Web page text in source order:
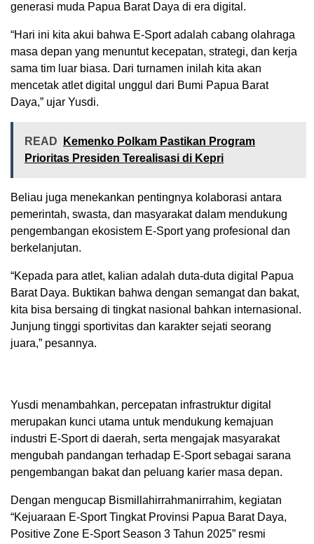
generasi muda Papua Barat Daya di era digital.
“Hari ini kita akui bahwa E-Sport adalah cabang olahraga
masa depan yang menuntut kecepatan, strategi, dan kerja
sama tim luar biasa. Dari turnamen inilah kita akan
mencetak atlet digital unggul dari Bumi Papua Barat
Daya,” ujar Yusdi.
READ
Kemenko Polkam Pastikan Program
Prioritas Presiden Terealisasi di Kepri
Beliau juga menekankan pentingnya kolaborasi antara
pemerintah, swasta, dan masyarakat dalam mendukung
pengembangan ekosistem E-Sport yang profesional dan
berkelanjutan.
“Kepada para atlet, kalian adalah duta-duta digital Papua
Barat Daya. Buktikan bahwa dengan semangat dan bakat,
kita bisa bersaing di tingkat nasional bahkan internasional.
Junjung tinggi sportivitas dan karakter sejati seorang
juara,” pesannya.
Yusdi menambahkan, percepatan infrastruktur digital
merupakan kunci utama untuk mendukung kemajuan
industri E-Sport di daerah, serta mengajak masyarakat
mengubah pandangan terhadap E-Sport sebagai sarana
pengembangan bakat dan peluang karier masa depan.
Dengan mengucap Bismillahirrahmanirrahim, kegiatan
“Kejuaraan E-Sport Tingkat Provinsi Papua Barat Daya,
Positive Zone E-Sport Season 3 Tahun 2025” resmi